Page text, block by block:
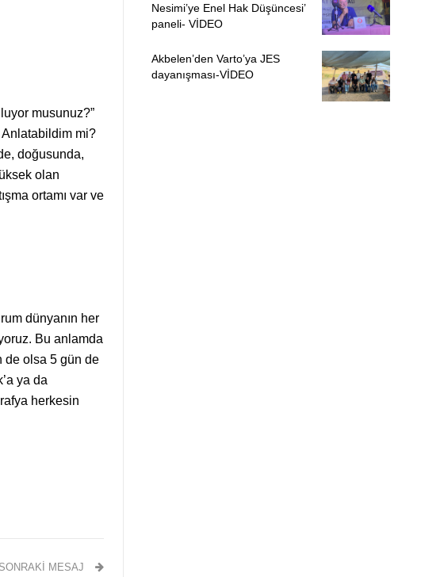
musunuz?”
Anlatabildim mi?
doğusunda,
olan
ortamı var ve
dünyanın her
Bu anlamda
de olsa 5 gün de
ya da
herkesin
SONRAKI MESAJ
Nesimi’ye Enel Hak Düşüncesi’
paneli- VİDEO
Akbelen’den Varto’ya JES
dayanışması-VİDEO